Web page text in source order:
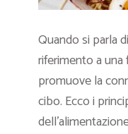
Quando si parla di
riferimento a
promuove la
cibo. Ecco i